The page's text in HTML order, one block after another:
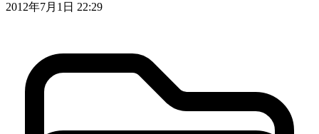
2012年7月1日 22:29